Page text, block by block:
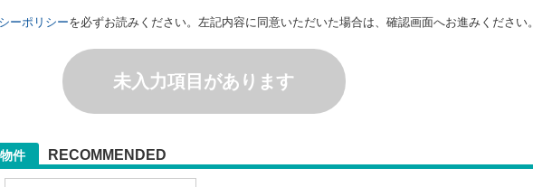
ーポリシーを必ずお読みください。左記内容に同意いただいた場合は、確認画面へお進みください。
未入力項目があります
件 RECOMMENDED